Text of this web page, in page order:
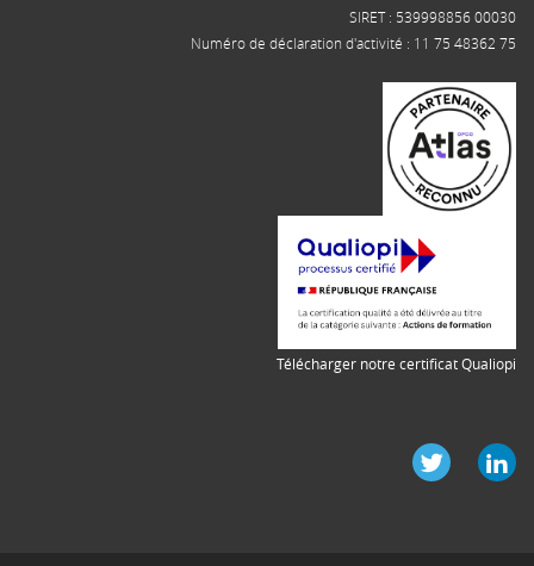
SIRET : 539998856 00030
Numéro de déclaration d'activité : 11 75 48362 75
Télécharger notre certificat Qualiopi